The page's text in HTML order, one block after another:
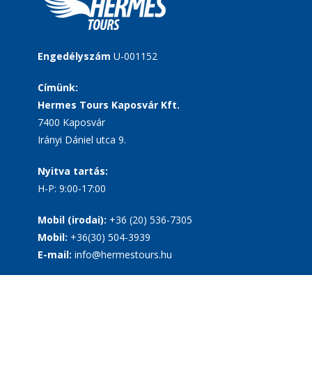
Engedélyszám U-001152
Címünk:
Hermes Tours Kaposvár Kft.
7400 Kaposvár
Irányi Dániel utca 9.
Nyitva tartás:
H-P: 9:00-17:00
Mobil (irodai): +36 (20) 536-7305
Mobil: +36(30) 504-3939
E-mail: info@hermestours.hu